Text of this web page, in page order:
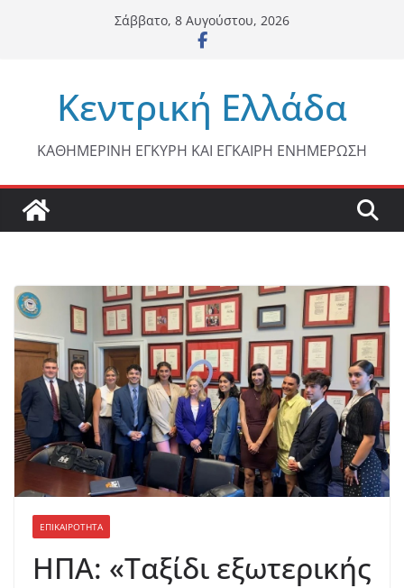
Σάββατο, 8 Αυγούστου, 2026
Κεντρική Ελλάδα
ΚΑΘΗΜΕΡΙΝΗ ΕΓΚΥΡΗ ΚΑΙ ΕΓΚΑΙΡΗ ΕΝΗΜΕΡΩΣΗ
ΕΠΙΚΑΙΡΟΤΗΤΑ
ΗΠΑ: «Ταξίδι εξωτερικής